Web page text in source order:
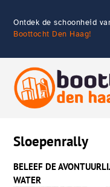
Ontdek de schoonheid
Boottocht Den Haag!
Sloepenrally
BELEEF DE
WATER